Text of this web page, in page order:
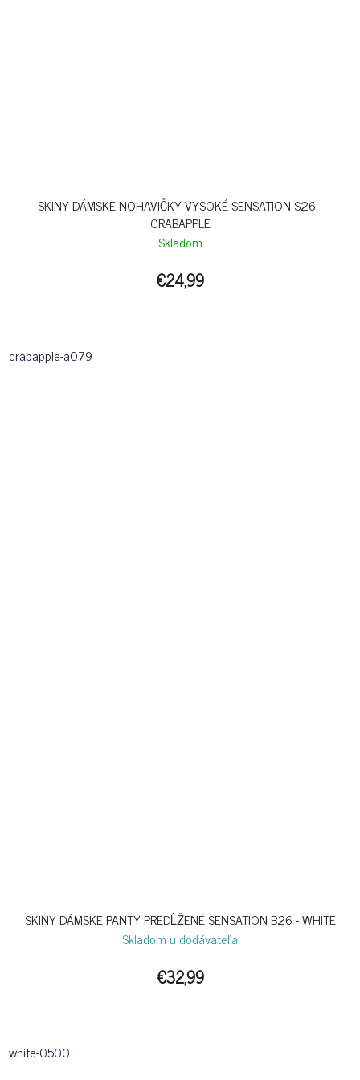
SKINY DÁMSKE NOHAVIČKY VYSOKÉ SENSATION S26 -
CRABAPPLE
Skladom
€24,99
crabapple-a079
SKINY DÁMSKE PANTY PREDĹŽENÉ SENSATION B26 - WHITE
Skladom u dodávateľa
€32,99
white-0500